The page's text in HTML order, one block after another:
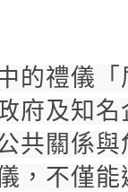
的禮儀
府及知
共關係
，不僅